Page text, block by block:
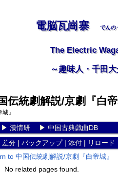
電脳瓦崗寨 でんの
The Electric
～趣味人・千田
伝統劇解説/京劇『白
』
漢情研▶ 中国古典戯曲DB
差分| バックアップ| 添付| リロード
to 中国伝統劇解説/京劇『白帝城』
No related pages found.